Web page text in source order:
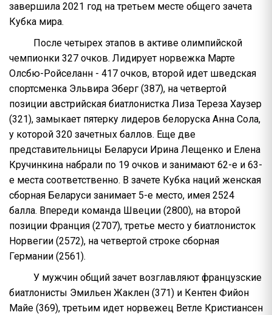
завершила 2021 год на третьем месте общего зачета
Кубка мира.
После четырех этапов в активе олимпийской
чемпионки 327 очков. Лидирует норвежка Марте
Олсбю-Ройселанн - 417 очков, второй идет шведская
спортсменка Эльвира Эберг (387), на четвертой
позиции австрийская биатлонистка Лиза Тереза Хаузер
(321), замыкает пятерку лидеров белоруска Анна Сола,
у которой 320 зачетных баллов. Еще две
представительницы Беларуси Ирина Лещенко и Елена
Кручинкина набрали по 19 очков и занимают 62-е и 63-
е места соответственно. В зачете Кубка наций женская
сборная Беларуси занимает 5-е место, имея 2524
балла. Впереди команда Швеции (2800), на второй
позиции Франция (2707), третье место у биатлонисток
Норвегии (2572), на четвертой строке сборная
Германии (2561).
У мужчин общий зачет возглавляют французские
биатлонисты Эмильен Жаклен (371) и Кентен Фийон
Майе (369), третьим идет норвежец Ветле Кристиансен